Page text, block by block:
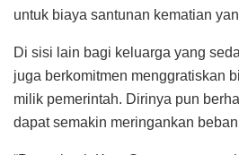
untuk biaya santunan kematian
Di sisi lain bagi keluarga yang
juga berkomitmen menggratiskan
milik pemerintah. Dirinya pun
dapat semakin meringankan